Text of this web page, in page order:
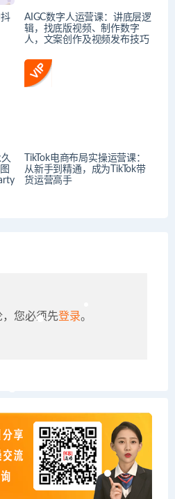
AIGC数字人运营课：讲底层逻
辑，找底版视频、制作数字
人，文案创作及视频发布技巧
TikTok电商布局实操运营课：
从新手到精通，成为TikTok带
货运营高手
，您必须先登录。